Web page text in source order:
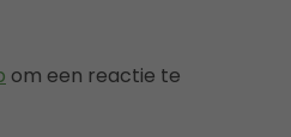
om een reactie te